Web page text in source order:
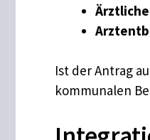
Ist der Antrag
kommunalen